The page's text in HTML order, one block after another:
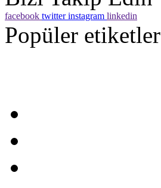
facebook twitter instagram linkedin
Popüler etiketler